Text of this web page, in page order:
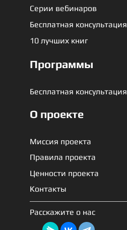
Серии вебинаров
Бесплатная консультация
10 лучших книг
Программы
Бесплатная консультация
О проекте
Миссия проекта
Правила проекта
Ценности проекта
Контакты
Расскажите о нас